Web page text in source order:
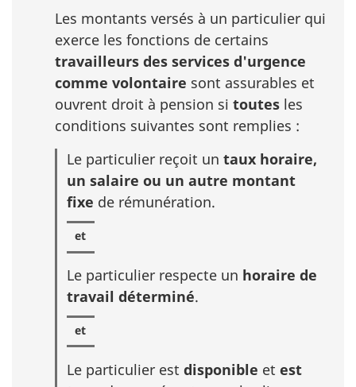
Les montants versés à un particulier qui
exerce les fonctions de certains
travailleurs des services d'urgence
comme volontaire sont assurables et
ouvrent droit à pension si toutes les
conditions suivantes sont remplies :
Le particulier reçoit un taux horaire,
un salaire ou un autre montant
fixe de rémunération.
Le particulier respecte un horaire de
travail déterminé.
Le particulier est disponible et est